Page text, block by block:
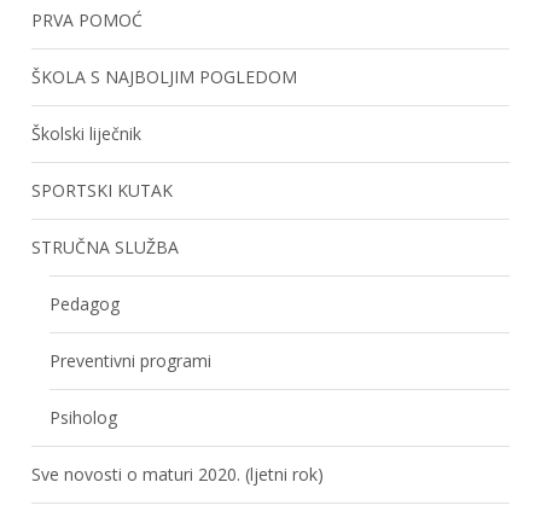
PRVA POMOĆ
ŠKOLA S NAJBOLJIM POGLEDOM
Školski liječnik
SPORTSKI KUTAK
STRUČNA SLUŽBA
Pedagog
Preventivni programi
Psiholog
Sve novosti o maturi 2020. (ljetni rok)